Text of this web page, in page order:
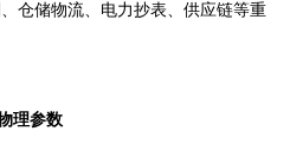
、仓储物流、电力抄表、供应链等重
理参数